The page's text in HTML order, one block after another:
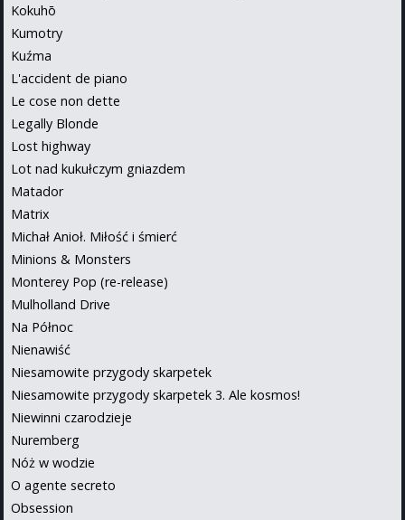
Kokuhō
Kumotry
Kuźma
L'accident de piano
Le cose non dette
Legally Blonde
Lost highway
Lot nad kukułczym gniazdem
Matador
Matrix
Michał Anioł. Miłość i śmierć
Minions & Monsters
Monterey Pop (re-release)
Mulholland Drive
Na Północ
Nienawiść
Niesamowite przygody skarpetek
Niesamowite przygody skarpetek 3. Ale kosmos!
Niewinni czarodzieje
Nuremberg
Nóż w wodzie
O agente secreto
Obsession